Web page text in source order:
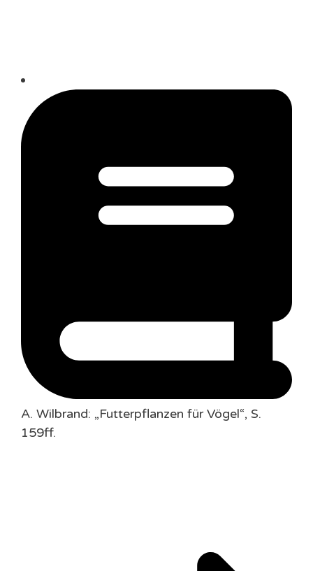
A. Wilbrand: „Futterpflanzen für Vögel“, S.
159ff.